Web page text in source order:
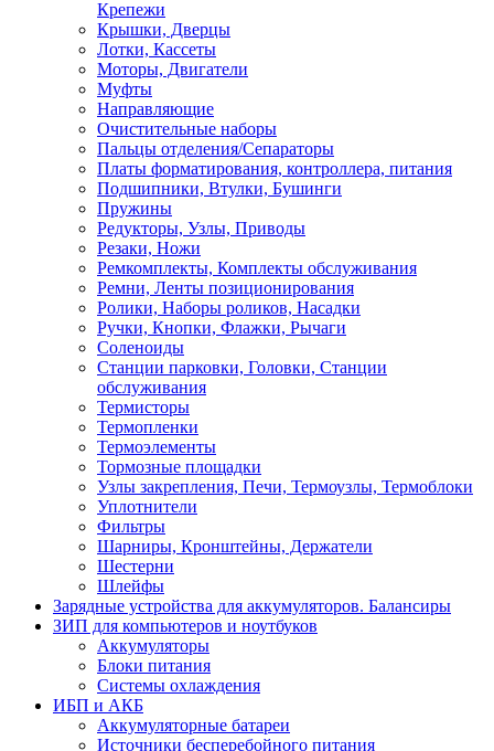
Крепежи
Крышки, Дверцы
Лотки, Кассеты
Моторы, Двигатели
Муфты
Направляющие
Очистительные наборы
Пальцы отделения/Сепараторы
Платы форматирования, контроллера, питания
Подшипники, Втулки, Бушинги
Пружины
Редукторы, Узлы, Приводы
Резаки, Ножи
Ремкомплекты, Комплекты обслуживания
Ремни, Ленты позиционирования
Ролики, Наборы роликов, Насадки
Ручки, Кнопки, Флажки, Рычаги
Соленоиды
Станции парковки, Головки, Станции
обслуживания
Термисторы
Термопленки
Термоэлементы
Тормозные площадки
Узлы закрепления, Печи, Термоузлы, Термоблоки
Уплотнители
Фильтры
Шарниры, Кронштейны, Держатели
Шестерни
Шлейфы
Зарядные устройства для аккумуляторов. Балансиры
ЗИП для компьютеров и ноутбуков
Аккумуляторы
Блоки питания
Системы охлаждения
ИБП и АКБ
Аккумуляторные батареи
Источники бесперебойного питания